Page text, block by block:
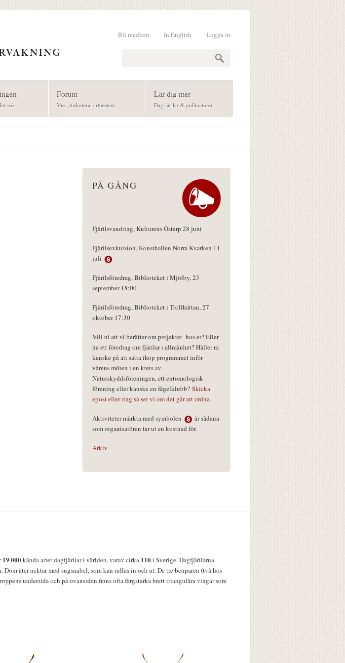
Logga in
In English
Bli medlem
sök
Forum
Visa, diskutera, artbestäm
Lär dig mer
Dagfjärilar & pollinatörer
PÅ GÅNG
Fjärilsvandring, Kulturens Östarp 28 juni
Fjärilsexkursion, Konsthallen Norra Kvarken 11
juli
Fjärilsföredrag, Biblioteket i Mjölby, 23
september 18:00
Fjärilsföredrag, Biblioteket i Trollhättan, 27
oktober 17:30
Vill ni att vi berättar om projektet hos er? Eller
ha ett föredrag om fjärilar i allmänhet? Håller ni
kanske på att sätta ihop programmet inför
vårens möten i en krets av
Naturskyddsföreningen, ett entomologisk
förening eller kanske en fågelklubb? Skicka
epost eller ring så ser vi om det går att ordna.
Aktiviteter märkta med symbolen
är sådana
som organisatören tar ut en kostnad för.
Arkiv
19 000kända arter dagfjärilar i världen, varav cirka 110i Sverige. Dagfjärilarna
äter nektar med sugsnabel, som kan rullas in och ut. De tre benparen (två hos
undersida och på ovansidan finns ofta färgstarka brett triangulära vingar som